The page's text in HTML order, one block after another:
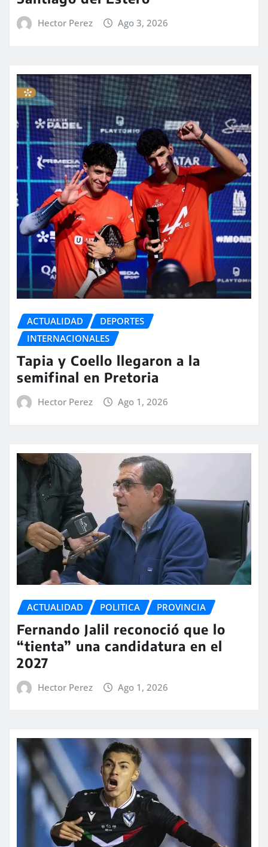
Hector Perez Ago 3, 2026
ACTUALIDAD
DEPORTES
INTERNACIONALES
Tapia y Coello llegaron a la
semifinal en Pretoria
Hector Perez Ago 1, 2026
ACTUALIDAD POLITICA PROVINCIA
Fernando Jalil reconoció que lo
“tienta” una candidatura en el
2027
Hector Perez Ago 1, 2026